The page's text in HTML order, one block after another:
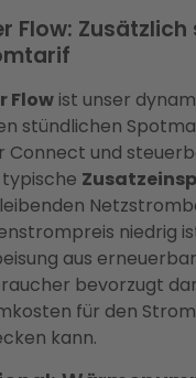
Flow:
Flow ist unser
stündlichen
Connect und
niedrig
aus
bevorzugt
für den
kann.